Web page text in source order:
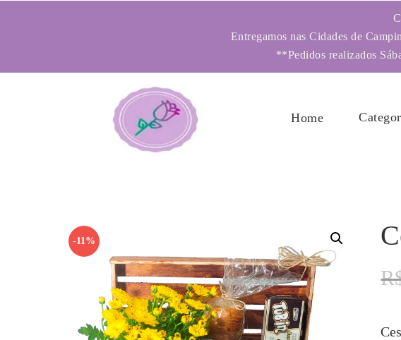
Entregamos nas Cidades de
**Pedidos realizados
Home
-11%